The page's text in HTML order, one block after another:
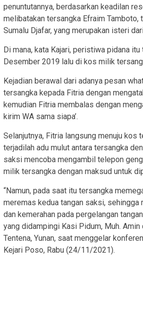
penuntutannya, berdasarkan keadilan
melibatakan tersangka Efraim Tamboto,
Sumalu Djafar, yang merupakan isteri
Di mana, kata Kajari, peristiwa pidana
Desember 2019 lalu di kos milik
Kejadian berawal dari adanya pesan
tersangka kepada Fitria dengan
kemudian Fitria membalas dengan
kirim WA sama siapa’.
Selanjutnya, Fitria langsung menuju kos
terjadilah adu mulut antara tersangka
saksi mencoba mengambil telepon
milik tersangka dengan maksud untuk
“Namun, pada saat itu tersangka
meremas kedua tangan saksi, sehingga
dan kemerahan pada pergelangan
yang didampingi Kasi Pidum, Muh. Amin
Tentena, Yunan, saat menggelar
Kejari Poso, Rabu (24/11/2021).